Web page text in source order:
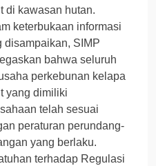
di kawasan hutan.
keterbukaan informasi
disampaikan, SIMP
bahwa seluruh
perkebunan kelapa
yang dimiliki
telah sesuai
peraturan perundang-
yang berlaku.
terhadap Regulasi